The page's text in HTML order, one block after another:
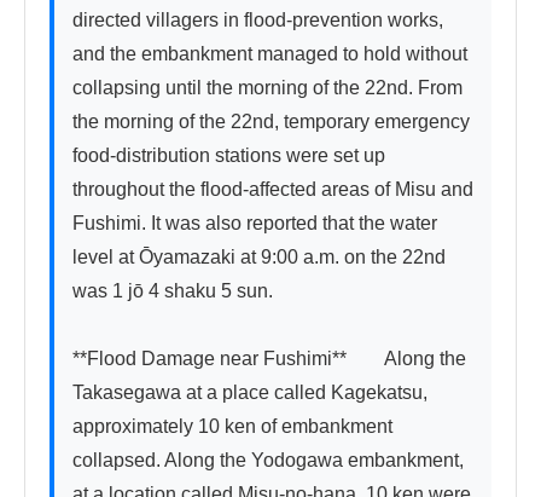
directed villagers in flood-prevention works,
and the embankment managed to hold without
collapsing until the morning of the 22nd. From
the morning of the 22nd, temporary emergency
food-distribution stations were set up
throughout the flood-affected areas of Misu and
Fushimi. It was also reported that the water
level at Ōyamazaki at 9:00 a.m. on the 22nd
was 1 jō 4 shaku 5 sun.
**Flood Damage near Fushimi**　　Along the
Takasegawa at a place called Kagekatsu,
approximately 10 ken of embankment
collapsed. Along the Yodogawa embankment,